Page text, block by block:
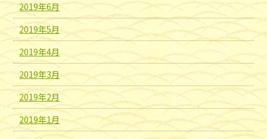
2019年6月
2019年5月
2019年4月
2019年3月
2019年2月
2019年1月